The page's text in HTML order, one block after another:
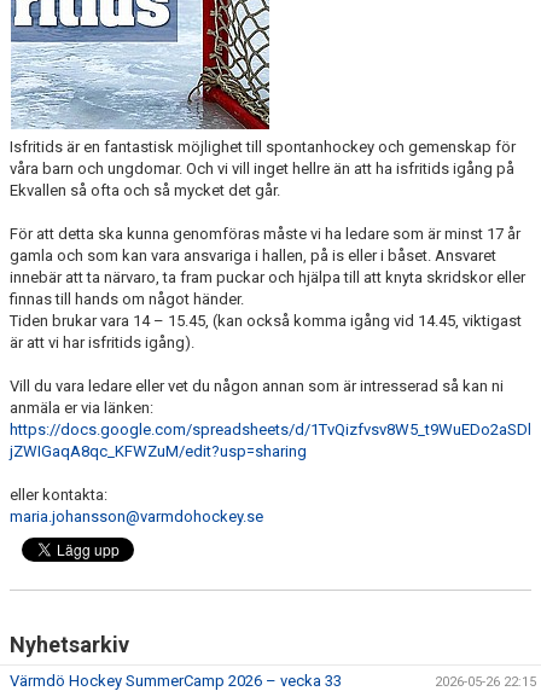
DOKUMENT
MEDLEMSINFO
KONTAKT
Isfritids är en fantastisk möjlighet till spontanhockey och gemenskap för
våra barn och ungdomar. Och vi vill inget hellre än att ha isfritids igång på
Ekvallen så ofta och så mycket det går.
För att detta ska kunna genomföras måste vi ha ledare som är minst 17 år
gamla och som kan vara ansvariga i hallen, på is eller i båset. Ansvaret
innebär att ta närvaro, ta fram puckar och hjälpa till att knyta skridskor eller
finnas till hands om något händer.
Tiden brukar vara 14 – 15.45, (kan också komma igång vid 14.45, viktigast
är att vi har isfritids igång).
Vill du vara ledare eller vet du någon annan som är intresserad så kan ni
anmäla er via länken:
https://docs.google.com/spreadsheets/d/1TvQizfvsv8W5_t9WuEDo2aSDl
jZWIGaqA8qc_KFWZuM/edit?usp=sharing
eller kontakta:
maria.johansson@varmdohockey.se
Nyhetsarkiv
Värmdö Hockey SummerCamp 2026 – vecka 33 2026-05-26 22:15